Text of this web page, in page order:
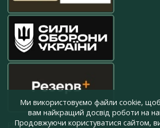
press@armyinform.com.ua
Ми використовуємо файли cookie,
вам найкращий досвід роботи на
Продовжуючи користуватися сайтом,